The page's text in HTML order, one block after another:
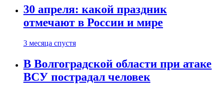
30 апреля: какой праздник
отмечают в России и мире
3 месяца спустя
В Волгоградской области при атаке
ВСУ пострадал человек